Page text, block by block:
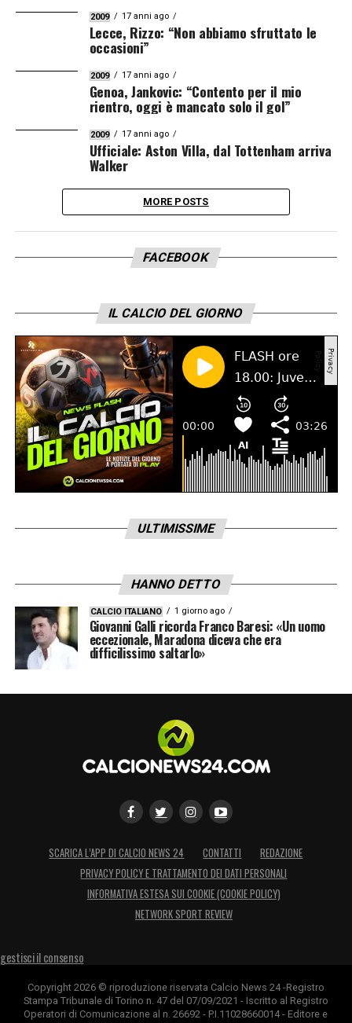
2009 17 anni ago
Lecce, Rizzo: “Non abbiamo sfruttato le
occasioni”
2009 17 anni ago
Genoa, Jankovic: “Contento per il mio
rientro, oggi è mancato solo il gol”
2009 17 anni ago
Ufficiale: Aston Villa, dal Tottenham arriva
Walker
MORE POSTS
FACEBOOK
IL CALCIO DEL GIORNO
ULTIMISSIME
HANNO DETTO
CALCIO ITALIANO 1 giorno ago
Giovanni Galli ricorda Franco Baresi: «Un uomo
eccezionale, Maradona diceva che era
difficilissimo saltarlo»
SCARICA L’APP DI CALCIO NEWS 24 CONTATTI
REDAZIONE
PRIVACY POLICY E TRATTAMENTO DEI DATI PERSONALI
INFORMATIVA ESTESA SUI COOKIE (COOKIE POLICY)
NETWORK SPORT REVIEW
gestisci il consenso
Copyright 2026 © riproduzione riservata Calcio News 24 -Registro
Stampa Tribunale di Torino n. 47 del 07/09/2021 - Iscritto al Registro
Operatori di Comunicazione al n. 26692 - P.I.11028660014 - Editore e